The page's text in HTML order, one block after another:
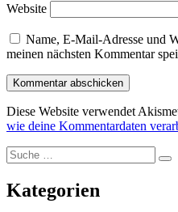
Website
Name, E-Mail-Adresse und
meinen nächsten Kommentar
Diese Website verwendet
wie deine Kommentardaten
Suche
nach:
Kategorien